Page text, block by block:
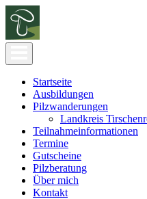
Startseite
Ausbildungen
Pilzwanderungen
Landkreis
Teilnahmeinformationen
Termine
Gutscheine
Pilzberatung
Über mich
Kontakt